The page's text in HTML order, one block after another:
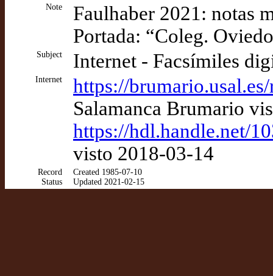
Note
Faulhaber 2021: notas
Portada: “Coleg.
Subject Internet - Facsímiles
Internet
https://
Salamanca Brumario
https://hdl.handle.net/
visto 2018-03-14
Record
Status
Created 1985-07-10
Updated 2021-02-15